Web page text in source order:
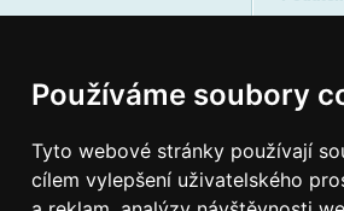
Používáme soubory
Tyto webové stránky používají
cílem vylepšení uživatelského
(více